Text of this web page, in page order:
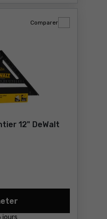
12" DeWalt
Comparer
jours
de charpentier 12"